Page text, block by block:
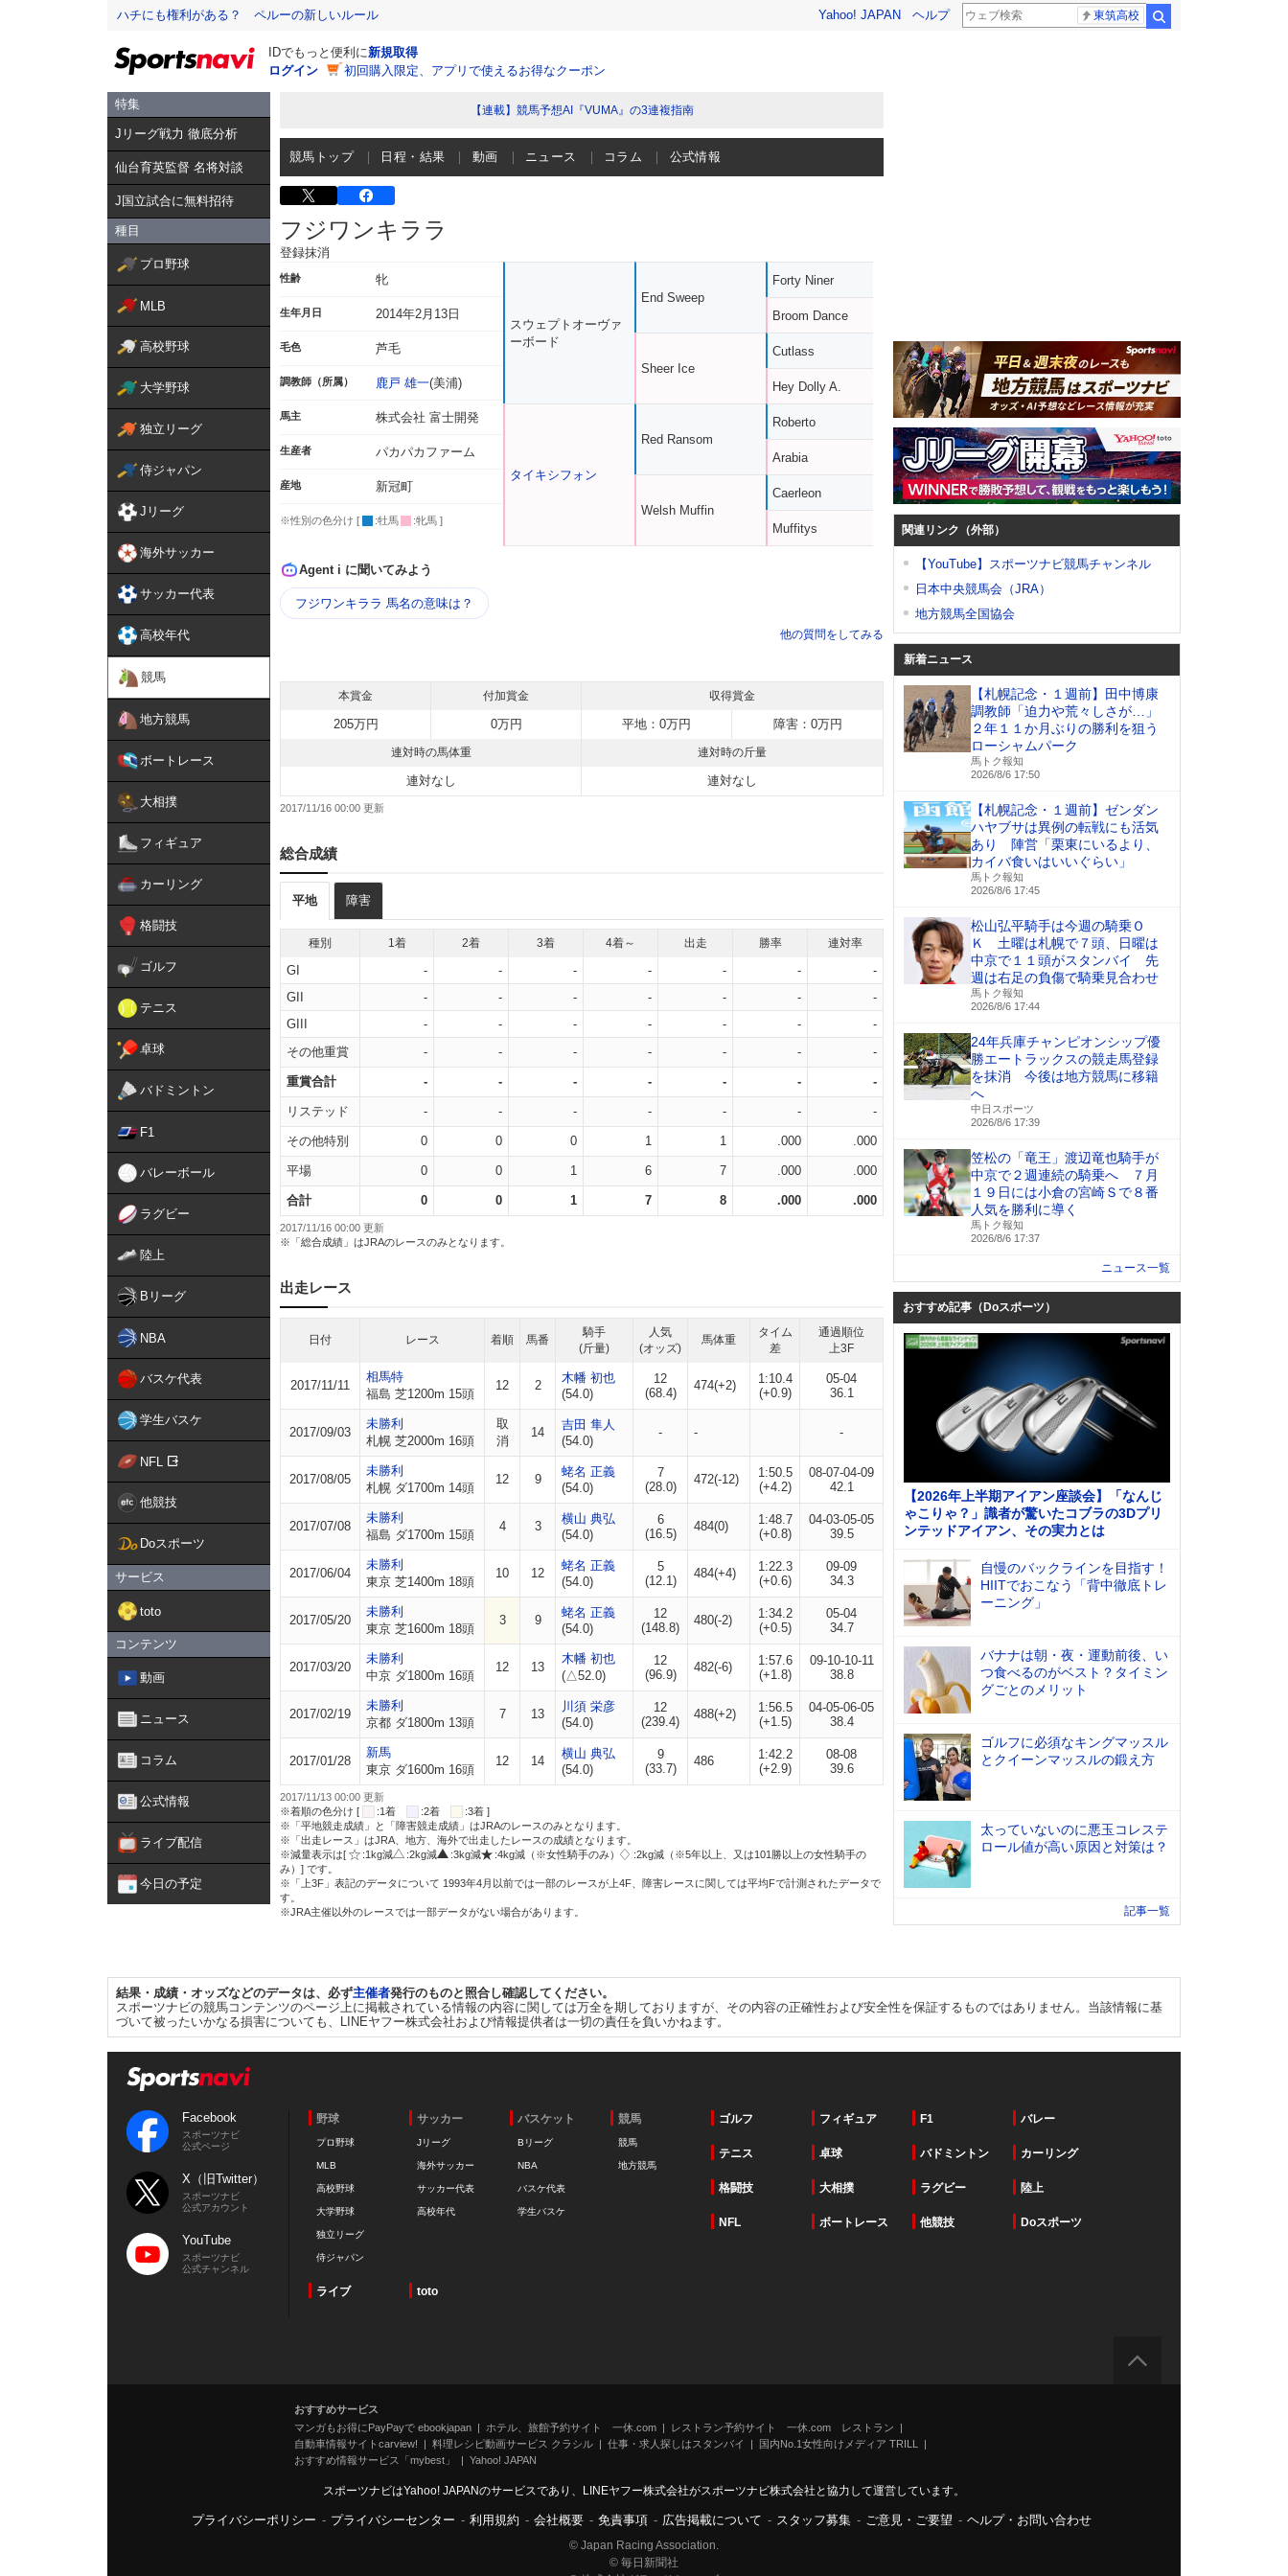
ハチにも権利がある？ ペルーの新しいルール Yahoo! JAPAN ヘルプ 東筑高校
IDでもっと便利に新規取得
ログイン
初回購入限定、アプリで使えるお得なクーポン
特集
Jリーグ戦力 徹底分析
仙台育英監督 名将対談
J国立試合に無料招待
種目
プロ野球
MLB
高校野球
大学野球
独立リーグ
侍ジャパン
Jリーグ
海外サッカー
サッカー代表
高校年代
競馬
地方競馬
ボートレース
大相撲
フィギュア
カーリング
格闘技
ゴルフ
テニス
卓球
バドミントン
F1
バレーボール
ラグビー
陸上
Bリーグ
NBA
バスケ代表
学生バスケ
NFL
他競技
Doスポーツ
サービス
toto
コンテンツ
動画
ニュース
コラム
公式情報
ライブ配信
今日の予定
【連載】競馬予想AI『VUMA』の3連複指南
競馬トップ 日程・結果 動画 ニュース コラム 公式情報
フジワンキララ
登録抹消
性齢 牝
生年月日 2014年2月13日
毛色 芦毛
調教師（所属） 鹿戸 雄一(美浦)
馬主 株式会社 富士開発
生産者 パカパカファーム
産地 新冠町
※性別の色分け [ :牡馬 :牝馬 ]
スウェプトオーヴァ
ーボード
タイキシフォン
End Sweep
Sheer Ice
Red Ransom
Welsh Muffin
Forty Niner
Broom Dance
Cutlass
Hey Dolly A.
Roberto
Arabia
Caerleon
Muffitys
Agent i に聞いてみよう
フジワンキララ 馬名の意味は？
他の質問をしてみる
本賞金 付加賞金 収得賞金
205万円 0万円 平地：0万円 障害：0万円
連対時の馬体重 連対時の斤量
連対なし 連対なし
2017/11/16 00:00
総合成績
平地 障害
種別 1着 2着 3着 4着～ 出走 勝率 連対率
GI - - - - - -
-
GII
- - - - - -
-
GIII
- - - - - -
-
その他重賞
- - - - - - -
重賞合計 - - - - - - -
リステッド - - - - - - -
その他特別 0 0 0 1 1 .000 .000
平場 0 0 1 6 7 .000 .000
合計 0 0 1 7 8 .000 .000
2017/11/16 00:00 更新
※「総合成績」はJRAのレースのみとなります。
出走レース
日付 レース 着順 馬番
騎手
(斤量)
人気
(オッズ)
馬体重
タイム
差
通過順位
上3F
2017/11/11
相馬特
福島 芝1200m 15頭
12 2
木幡 初也
(54.0)
12
(68.4)
474(+2)
1:10.4
(+0.9)
05-04
36.1
2017/09/03
未勝利
札幌 芝2000m 16頭
取
消
14
吉田 隼人
(54.0)
- - -
2017/08/05
未勝利
札幌 ダ1700m 14頭
12 9
蛯名 正義
(54.0)
7
(28.0)
472(-12)
1:50.5
(+4.2)
08-07-04-09
42.1
2017/07/08
未勝利
福島 ダ1700m 15頭
4 3
横山 典弘
(54.0)
6
(16.5)
484(0)
1:48.7
(+0.8)
04-03-05-05
39.5
2017/06/04
未勝利
東京 芝1400m 18頭
10 12
蛯名 正義
(54.0)
5
(12.1)
484(+4)
1:22.3
(+0.6)
09-09
34.3
2017/05/20
未勝利
東京 芝1600m 18頭
3 9
蛯名 正義
(54.0)
12
(148.8)
480(-2)
1:34.2
(+0.5)
05-04
34.7
2017/03/20
未勝利
中京 ダ1800m 16頭
12 13
木幡 初也
(△52.0)
12
(96.9)
482(-6)
1:57.6
(+1.8)
09-10-10-11
38.8
2017/02/19
未勝利
京都 ダ1800m 13頭
7 13
川須 栄彦
(54.0)
12
(239.4)
488(+2)
1:56.5
(+1.5)
04-05-06-05
38.4
2017/01/28
新馬
東京 ダ1600m 16頭
12 14
横山 典弘
(54.0)
9
(33.7)
486
1:42.2
(+2.9)
08-08
39.6
2017/11/13 00:00 更新
※着順の色分け [
:1着 :2着
:3着 ]
※「平地競走成績」と「障害競走成績」はJRAのレースのみとなります。
※「出走レース」はJRA、地方、海外で出走したレースの成績となります。
※減量表示は[
:1kg減 :2kg減 :3kg減 :4kg減（※女性騎手のみ）
:2kg減（※5年以上、又は101勝以上の女性騎手の
み）] です。
※「上3F」表記のデータについて 1993年4月以前では一部のレースが上4F、障害レースに関しては平均Fで計測されたデータで
す。
※JRA主催以外のレースでは一部データがない場合があります。
関連リンク（外部）
【YouTube】スポーツナビ競馬チャンネル
日本中央競馬会（JRA）
地方競馬全国協会
新着ニュース
【札幌記念・１週前】田中博康
調教師「迫力や荒々しさが…」
２年１１か月ぶりの勝利を狙う
ローシャムパーク
馬トク報知
2026/8/6 17:50
【札幌記念・１週前】ゼンダン
ハヤブサは異例の転戦にも活気
あり 陣営「栗東にいるより、
カイバ食いはいいぐらい」
馬トク報知
2026/8/6 17:45
松山弘平騎手は今週の騎乗Ｏ
Ｋ 土曜は札幌で７頭、日曜は
中京で１１頭がスタンバイ 先
週は右足の負傷で騎乗見合わせ
馬トク報知
2026/8/6 17:44
24年兵庫チャンピオンシップ優
勝エートラックスの競走馬登録
を抹消 今後は地方競馬に移籍
へ
中日スポーツ
2026/8/6 17:39
笠松の「竜王」渡辺竜也騎手が
中京で２週連続の騎乗へ ７月
１９日には小倉の宮崎Ｓで８番
人気を勝利に導く
馬トク報知
2026/8/6 17:37
ニュース一覧
おすすめ記事（Doスポーツ）
【2026年上半期アイアン座談会】「なんじ
ゃこりゃ？」識者が驚いたコブラの3Dプリ
ンテッドアイアン、その実力とは
自慢のバックラインを目指す！
HIITでおこなう「背中徹底トレ
ーニング」
バナナは朝・夜・運動前後、い
つ食べるのがベスト？タイミン
グごとのメリット
ゴルフに必須なキングマッスル
とクイーンマッスルの鍛え方
太っていないのに悪玉コレステ
ロール値が高い原因と対策は？
記事一覧
結果・成績・オッズなどのデータは、必ず主催者発行のものと照合し確認してください。
スポーツナビの競馬コンテンツのページ上に掲載されている情報の内容に関しては万全を期しておりますが、その内容の正確性および安全性を保証するものではありません。当該情報に基
づいて被ったいかなる損害についても、LINEヤフー株式会社および情報提供者は一切の責任を負いかねます。
Facebook
スポーツナビ
公式ページ
X（旧Twitter）
スポーツナビ
公式アカウント
YouTube
スポーツナビ
公式チャンネル
野球
プロ野球
MLB
高校野球
大学野球
独立リーグ
侍ジャパン
サッカー
Jリーグ
海外サッカー
サッカー代表
高校年代
バスケット
Bリーグ
NBA
バスケ代表
学生バスケ
競馬
競馬
地方競馬
ゴルフ フィギュア F1 バレー
テニス 卓球 バドミントン カーリング
格闘技 大相撲 ラグビー 陸上
NFL ボートレース 他競技 Doスポーツ
ライブ toto
おすすめサービス
マンガもお得にPayPayで ebookjapan
ホテル、旅館予約サイト 一休.com
レストラン予約サイト 一休.com レストラン
自動車情報サイトcarview!
料理レシピ動画サービス クラシル 仕事・求人探しはスタンバイ
国内No.1女性向けメディア TRILL
おすすめ情報サービス「mybest」
Yahoo! JAPAN
スポーツナビはYahoo! JAPANのサービスであり、LINEヤフー株式会社がスポーツナビ株式会社と協力して運営しています。
プライバシーポリシー - プライバシーセンター - 利用規約 - 会社概要 - 免責事項 - 広告掲載について - スタッフ募集 - ご意見・ご要望 - ヘルプ・お問い合わせ
© Japan Racing Association.
© 毎日新聞社